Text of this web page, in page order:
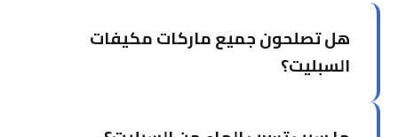
هل تصلحون جميع ماركات مكيفات
السبليت؟